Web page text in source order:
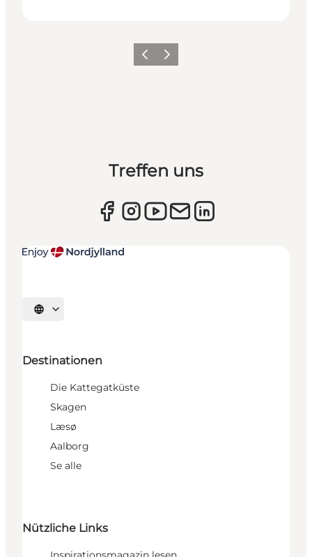
ZurückWeiter
Treffen uns
Sprache auswählen
Destinationen
Die Kattegatküste
Skagen
Læsø
Aalborg
Se alle
Nützliche Links